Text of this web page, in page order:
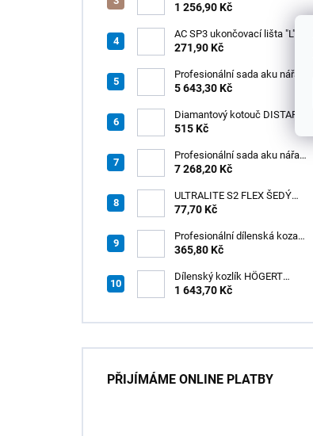
zubových hladítek INOX –
výměnná rukojeť v praktickém
boxu
1 256,90 Kč
AC SP3 ukončovací lišta "L",
PREMIUM, hliník elox titan, v:
271,90 Kč
Profesionální sada aku nářadí
3v1 HÖGERT
5 643,30 Kč
Diamantový kotouč DISTAR
GREEN CUT
Z60
515 Kč
Profesionální sada aku nářadí
3v1 20V HÖGERT
7 268,20 Kč
ULTRALITE S2 FLEX ŠEDÝ
/15kg
77,70 Kč
Profesionální dílenská koza
HÖGERT HT7G550
365,80 Kč
Dílenský kozlík HÖGERT
HT7G551
1 643,70 Kč
PŘIJÍMÁME ONLINE PLATBY